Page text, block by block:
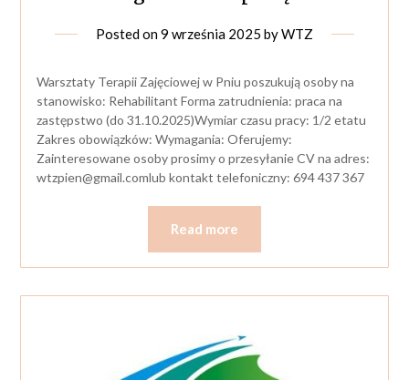
Posted on9 września 2025 byWTZ
Warsztaty Terapii Zajęciowej w Pniu poszukują osoby na
stanowisko: Rehabilitant Forma zatrudnienia: praca na
zastępstwo (do 31.10.2025)Wymiar czasu pracy: 1/2 etatu
Zakres obowiązków: Wymagania: Oferujemy:
Zainteresowane osoby prosimy o przesyłanie CV na adres:
wtzpien@gmail.comlub kontakt telefoniczny: 694 437 367
Read more